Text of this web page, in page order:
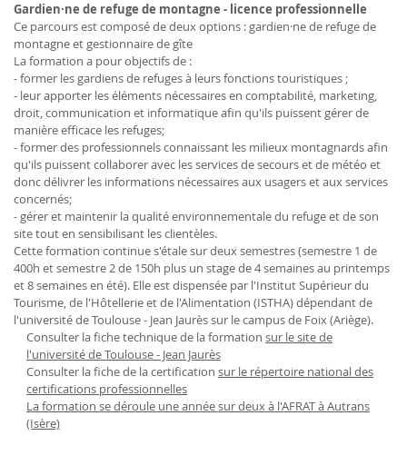
Gardien·ne de refuge de montagne - licence professionnelle
Ce parcours est composé de deux options : gardien·ne de refuge de
montagne et gestionnaire de gîte
La formation a pour objectifs de :
- former les gardiens de refuges à leurs fonctions touristiques ;
- leur apporter les éléments nécessaires en comptabilité, marketing,
droit, communication et informatique afin qu'ils puissent gérer de
manière efficace les refuges;
- former des professionnels connaissant les milieux montagnards afin
qu'ils puissent collaborer avec les services de secours et de météo et
donc délivrer les informations nécessaires aux usagers et aux services
concernés;
- gérer et maintenir la qualité environnementale du refuge et de son
site tout en sensibilisant les clientèles.
Cette formation continue s'étale sur deux semestres (semestre 1 de
400h et semestre 2 de 150h plus un stage de 4 semaines au printemps
et 8 semaines en été). Elle est dispensée par l'Institut Supérieur du
Tourisme, de l'Hôtellerie et de l'Alimentation (ISTHA) dépendant de
l'université de Toulouse - Jean Jaurès sur le campus de Foix (Ariège).
Consulter la fiche technique de la formation sur le site de
l'université de Toulouse - Jean Jaurès
Consulter la fiche de la certification sur le répertoire national des
certifications professionnelles
La formation se déroule une année sur deux à l'AFRAT à Autrans
(Isère)